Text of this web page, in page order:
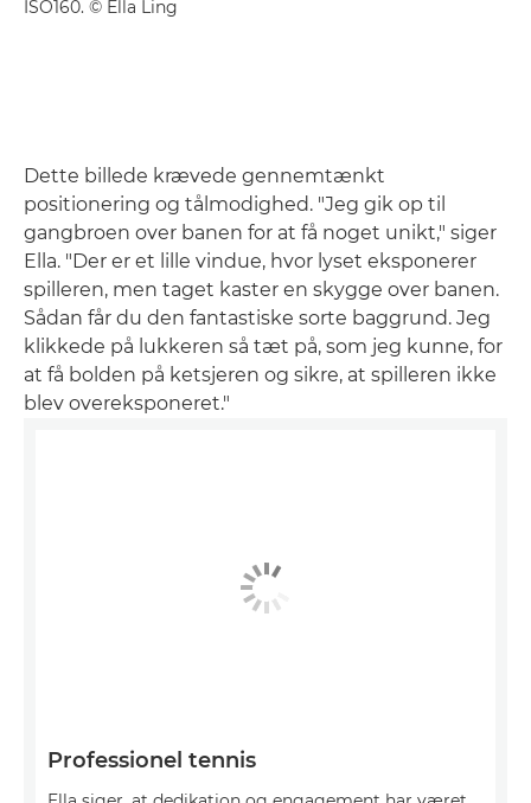
ISO160. © Ella Ling
Dette billede krævede gennemtænkt
positionering og tålmodighed. "Jeg gik op til
gangbroen over banen for at få noget unikt," siger
Ella. "Der er et lille vindue, hvor lyset eksponerer
spilleren, men taget kaster en skygge over banen.
Sådan får du den fantastiske sorte baggrund. Jeg
klikkede på lukkeren så tæt på, som jeg kunne, for
at få bolden på ketsjeren og sikre, at spilleren ikke
blev overeksponeret."
Professionel tennis